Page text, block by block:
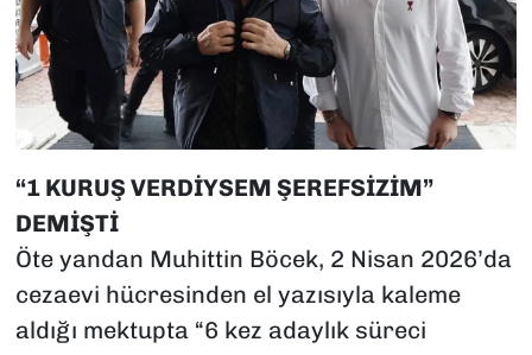
“1 KURUŞ VERDİYSEM ŞEREFSİZİM”
DEMİŞTİ
Öte yandan Muhittin Böcek, 2 Nisan 2026’da
cezaevi hücresinden el yazısıyla kaleme
aldığı mektupta “6 kez adaylık süreci